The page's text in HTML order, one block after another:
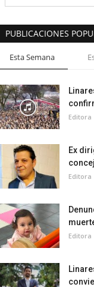
PUBLICACIONES
Esta Semana
Editora
Ex
Editora
Editora